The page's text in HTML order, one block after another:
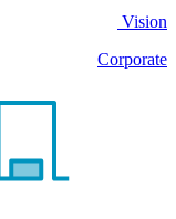
Vision
Corporate